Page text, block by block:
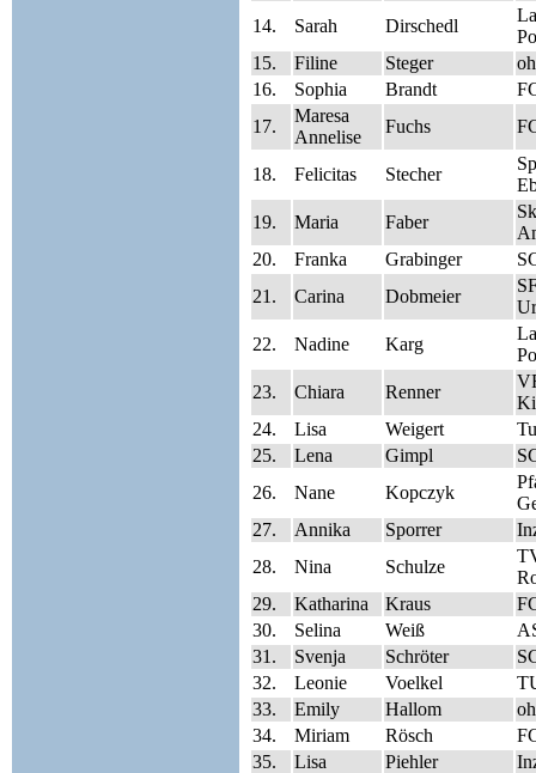
14.
Sarah Dirschedl
15.
Filine Steger
16.
Sophia Brandt
17.
Maresa
Annelise
Fuchs
18. Felicitas Stecher
19.
Maria Faber
20.
Franka Grabinger
21.
Carina Dobmeier
22.
Nadine Karg
23.
Chiara Renner
24.
Lisa Weigert
25.
Lena Gimpl
26.
Nane Kopczyk
27.
Annika Sporrer
28.
Nina Schulze
29.
Katharina Kraus
30.
Selina Weiß
31.
Svenja Schröter
32.
Leonie Voelkel
33.
Emily Hallom
34.
Miriam Rösch
35.
Lisa Piehler